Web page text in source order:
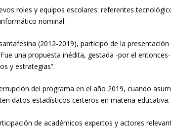
roles y equipos escolares: referentes
nominal.
(2012-2019), participó de la
una propuesta inédita, gestada -por el
y estrategias”.
del programa en el año 2019, cuando
datos estadísticos certeros en materia educativa.
de académicos expertos y actores